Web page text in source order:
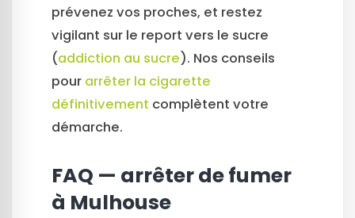
prévenez vos proches, et restez
vigilant sur le report vers le sucre
(addiction au sucre). Nos conseils
pour arrêter la cigarette
définitivement complètent votre
démarche.
FAQ — arrêter de fumer
à Mulhouse